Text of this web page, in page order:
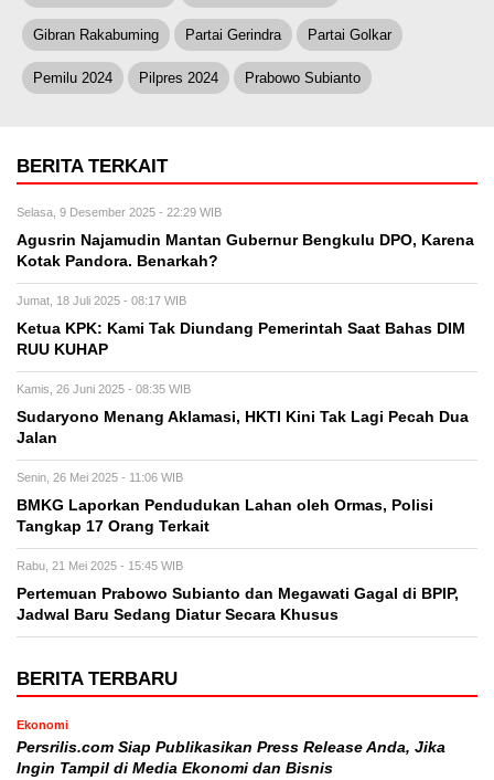
Gibran Rakabuming Partai Gerindra Partai Golkar
Pemilu 2024 Pilpres 2024 Prabowo Subianto
BERITA TERKAIT
Selasa, 9 Desember 2025 - 22:29 WIB
Agusrin Najamudin Mantan Gubernur Bengkulu DPO, Karena
Kotak Pandora. Benarkah?
Jumat, 18 Juli 2025 - 08:17 WIB
Ketua KPK: Kami Tak Diundang Pemerintah Saat Bahas DIM
RUU KUHAP
Kamis, 26 Juni 2025 - 08:35 WIB
Sudaryono Menang Aklamasi, HKTI Kini Tak Lagi Pecah Dua
Jalan
Senin, 26 Mei 2025 - 11:06 WIB
BMKG Laporkan Pendudukan Lahan oleh Ormas, Polisi
Tangkap 17 Orang Terkait
Rabu, 21 Mei 2025 - 15:45 WIB
Pertemuan Prabowo Subianto dan Megawati Gagal di BPIP,
Jadwal Baru Sedang Diatur Secara Khusus
BERITA TERBARU
Ekonomi
Persrilis.com Siap Publikasikan Press Release Anda, Jika
Ingin Tampil di Media Ekonomi dan Bisnis